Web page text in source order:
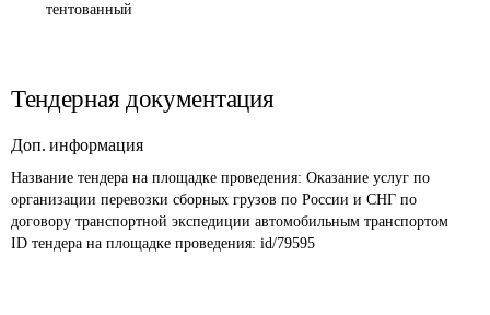
тентованный
Тендерная документация
Доп. информация
Название тендера на площадке проведения: Оказание услуг по
организации перевозки сборных грузов по России и СНГ по
договору транспортной экспедиции автомобильным транспортом
ID тендера на площадке проведения: id/79595